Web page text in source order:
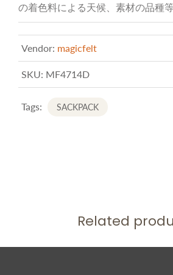
の着色料による天候、素材の品種
Vendor: magicfelt
SKU: MF4714D
Tags: SACKPACK
Related